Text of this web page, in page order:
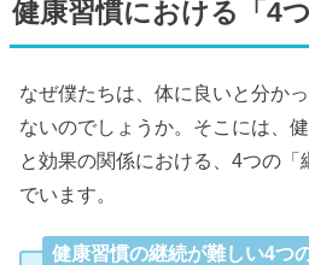
健康習慣における「4
なぜ僕たちは、体に良いと分か
ないのでしょうか。そこには、
と効果の関係における、4つの
でいます。
健康習慣の継続が難しい4つ